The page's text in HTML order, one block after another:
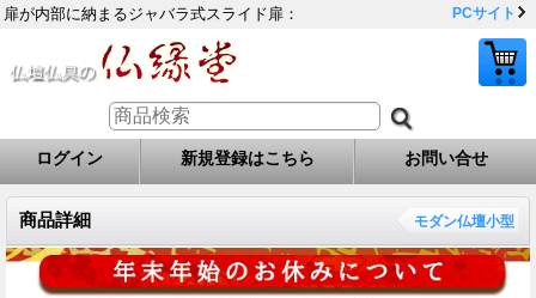
扉が内部に納まるジャバラ式スライド扉： PCサイト
ログイン 新規登録はこちら お問い合せ
商品詳細 モダン仏壇小型